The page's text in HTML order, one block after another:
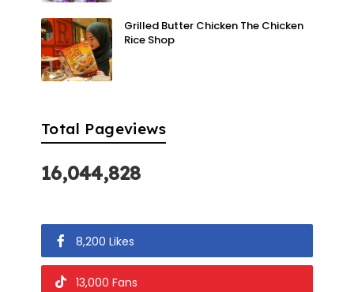
Grilled Butter Chicken The Chicken
Rice Shop
Total Pageviews
16,044,828
8,200 Likes
13,000 Fans